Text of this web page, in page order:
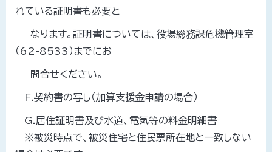
れている証明書も必要と
なります。証明書については、役場総務課危機管理室
（62-8533）までにお
問合せください。
F.契約書の写し（加算支援金申請の場合）
G.居住証明書及び水道、電気等の料金明細書
※被災時点で、被災住宅と住民票所在地と一致しない